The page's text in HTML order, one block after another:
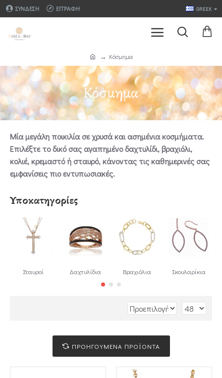
ΣΎΝΔΕΣΗ ΕΓΓΡΑΦΉ GREEK
Κόσμημα
Κόσμημα
Μία μεγάλη ποικιλία σε χρυσά και ασημένια κοσμήματα.
Επιλέξτε το δικό σας αγαπημένο δαχτυλίδι, βραχιόλι,
κολιέ, κρεμαστό ή σταυρό, κάνοντας τις καθημερινές σας
εμφανίσεις πιο εντυπωσιακές.
Υποκατηγορίες
Σταυροί Δαχτυλίδια Βραχιόλια Σκουλαρίκια
ΠΡΟΗΓΟΥΜΕΝΑ ΠΡΟΪΟΝΤΑ